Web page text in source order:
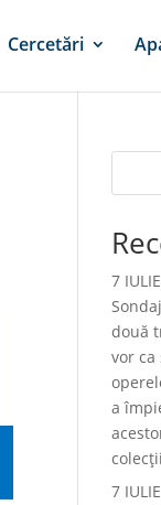
Cercetări
7
două
vor ca
a
7